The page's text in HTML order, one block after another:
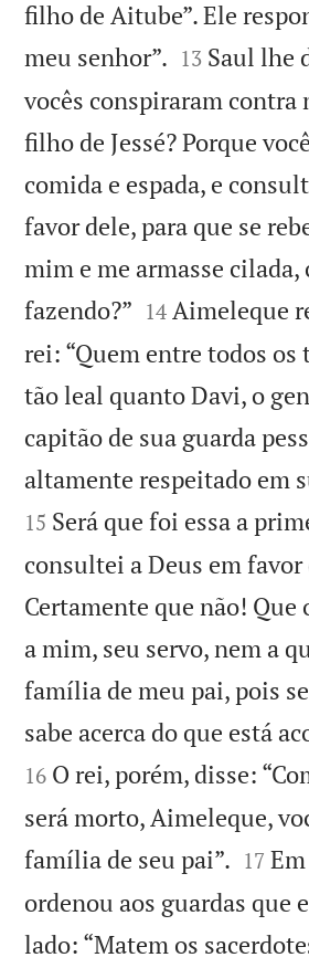
filho de Aitube”. Ele
meu senhor”. 

13 Saul lhe
vocês conspiraram contra
filho de Jessé? Porque
comida e espada, e
favor dele, para que se
mim e me armasse cilada,
fazendo?” 

14 Aimeleque
rei: “Quem entre todos os
tão leal quanto Davi, o
capitão de sua guarda
altamente respeitado em
15 Será que foi essa a
consultei a Deus em favor
Certamente que não! Que
a mim, seu servo, nem a
família de meu pai, pois
sabe acerca do que está
16 O rei, porém, disse:
será morto, Aimeleque,
família de seu pai”. 

17
ordenou aos guardas que
lado: “Matem os